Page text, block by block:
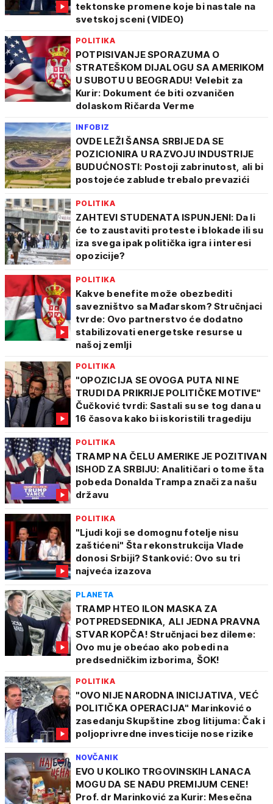
tektonske promene koje bi nastale na
svetskoj sceni (VIDEO)
POLITIKA
POTPISIVANJE SPORAZUMA O
STRATEŠKOM DIJALOGU SA AMERIKOM
U SUBOTU U BEOGRADU! Velebit za
Kurir: Dokument će biti ozvaničen
dolaskom Ričarda Verme
INFOBIZ
OVDE LEŽI ŠANSA SRBIJE DA SE
POZICIONIRA U RAZVOJU INDUSTRIJE
BUDUĆNOSTI: Postoji zabrinutost, ali bi
postojeće zablude trebalo prevazići
POLITIKA
ZAHTEVI STUDENATA ISPUNJENI: Da li
će to zaustaviti proteste i blokade ili su
iza svega ipak politička igra i interesi
opozicije?
POLITIKA
Kakve benefite može obezbediti
savezništvo sa Mađarskom? Stručnjaci
tvrde: Ovo partnerstvo će dodatno
stabilizovati energetske resurse u
našoj zemlji
POLITIKA
"OPOZICIJA SE OVOGA PUTA NI NE
TRUDI DA PRIKRIJE POLITIČKE MOTIVE"
Čučković tvrdi: Sastali su se tog dana u
16 časova kako bi iskoristili tragediju
POLITIKA
TRAMP NA ČELU AMERIKE JE POZITIVAN
ISHOD ZA SRBIJU: Analitičari o tome šta
pobeda Donalda Trampa znači za našu
državu
POLITIKA
"Ljudi koji se domognu fotelje nisu
zaštićeni" Šta rekonstrukcija Vlade
donosi Srbiji? Stanković: Ovo su tri
najveća izazova
PLANETA
TRAMP HTEO ILON MASKA ZA
POTPREDSEDNIKA, ALI JEDNA PRAVNA
STVAR KOPČA! Stručnjaci bez dileme:
Ovo mu je obećao ako pobedi na
predsedničkim izborima, ŠOK!
POLITIKA
"OVO NIJE NARODNA INICIJATIVA, VEĆ
POLITIČKA OPERACIJA" Marinković o
zasedanju Skupštine zbog litijuma: Čak i
poljoprivredne investicije nose rizike
NOVČANIK
EVO U KOLIKO TRGOVINSKIH LANACA
MOGU DA SE NAĐU PREMIJUM CENE!
Prof. dr Marinković za Kurir: Mesečna